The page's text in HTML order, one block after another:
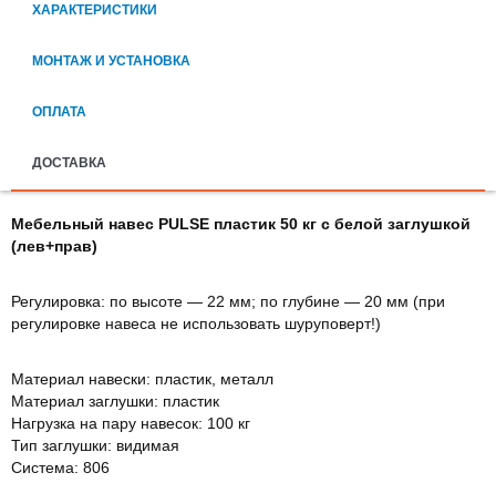
ХАРАКТЕРИСТИКИ
МОНТАЖ И УСТАНОВКА
ОПЛАТА
ДОСТАВКА
Мебельный навес PULSE пластик 50 кг с белой заглушкой
(лев+прав)
Регулировка: по высоте — 22 мм; по глубине — 20 мм (при
регулировке навеса не использовать шуруповерт!)
Материал навески: пластик, металл
Материал заглушки: пластик
Нагрузка на пару навесок: 100 кг
Тип заглушки: видимая
Система: 806